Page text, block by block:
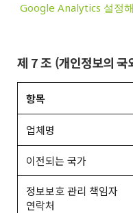
Google Analytics 설정
제 7 조 (개인정보의 국
항목
업체명
이전되는 국가
정보보호 관리 책임자
연락처